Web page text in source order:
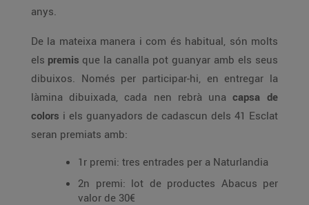
anys.
De la mateixa manera i com és habitual, són molts
els premis que la canalla pot guanyar amb els seus
dibuixos. Només per participar-hi, en entregar la
làmina dibuixada, cada nen rebrà una capsa de
colors i els guanyadors de cadascun dels 41 Esclat
seran premiats amb:
1r premi: tres entrades per a Naturlandia
2n premi: lot de productes Abacus per
valor de 30€